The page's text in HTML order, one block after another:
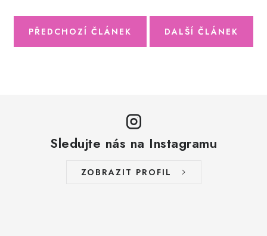
PŘEDCHOZÍ ČLÁNEK DALŠÍ ČLÁNEK
Sledujte nás na Instagramu
ZOBRAZIT PROFIL